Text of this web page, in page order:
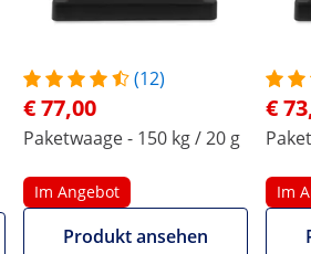
(12)
€ 77,00
Paketwaage - 150 kg / 20 g
Im Angebot
Produkt ansehen
€
Im